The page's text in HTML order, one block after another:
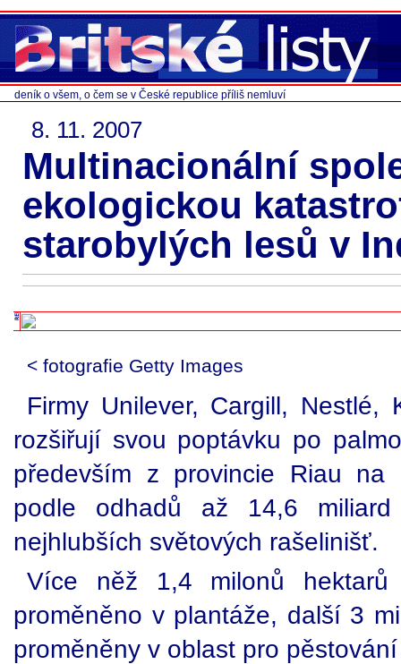
deník o všem, o čem se v České republice příliš nemluví
8. 11. 2007
Multinacionální
ekologickou
starobylých lesů v
< fotografie Getty Images
Firmy Unilever, Cargill, Nestlé,
rozšiřují svou poptávku po
především z provincie Riau na
podle odhadů až 14,6
nejhlubších světových rašelinišť.
Více něž 1,4 milonů
proměněno v plantáže, další 3
proměněny v oblast pro